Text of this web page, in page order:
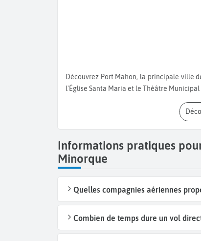
Découvrez Port Mahon, la principale ville de l'île de Minorque. Visitez la Forteresse de Mola, l'ile de Lazareto,
l'Église Santa Maria et le Théâtre Municipal
Informations pratiques
Minorque
Quelles compagnies aériennes
Combien de temps dure un vol